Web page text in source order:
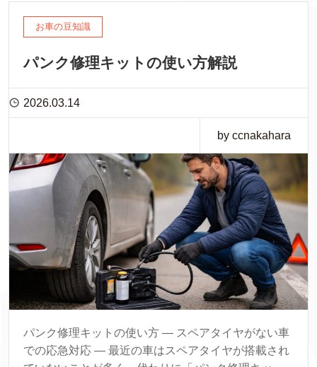
お車の豆知識
パンク修理キットの使い方解説
2026.03.14
by ccnakahara
パンク修理キットの使い方 ― スペアタイヤがない車
での応急対応 ― 最近の車はスペアタイヤが搭載され